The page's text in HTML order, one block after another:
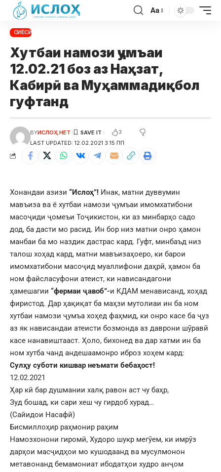
Aa
СИЁСӢ
Хутбаи намози ҷумъаи
12.02.21 боз аз Наҳзат,
Кабирӣ ва Муҳаммадиқбол
гуфтанд
LAST UPDATED: 12.02.2021 3:15 ПП
BYИСЛОҲ НЕТ 3
Хонандаи азизи “Ислоҳ”! Инак, матни дуввумин
мавъиза ва ё хутбаи намози ҷумъаи имомхатибони
масоҷиди ҷомеъи Тоҷикистон, ки аз минбарҳо садо
дод, ба дасти мо расид. Ин бор низ матни онро ҳамон
манбаи ба мо наздик дастрас кард. Гуфт, минбаъд низ
талош хоҳад кард, матни мавъизаҳоеро, ки барои
имомхатибони масоҷид муаллифони даҳрӣ, ҳамон ба
ном файсласуфони атеист, ки нависандагони
ҳамешагии “фермаи ҷавоб”-и КДАМ менависанд, хоҳад
фиристод. Дар ҳақиқат ба маҳзи мутолиаи ин ба ном
хутбаи намози ҷумъа хоҳед фаҳмид, ки онро касе ба ҷуз
аз як нависандаи атеисти бозмонда аз даврони шӯравӣ
касе нанавиштааст. Ҳоло, бихонед ва дар хатми ин ба
ном хутба чанд андешаамонро иброз хоҳем кард:
Сулҳу суботи кишвар неъмати бебаҳост!
12.02.2021
Ҳар кӣ бар душмании халқ равон аст чу баҳр,
Зуд бошад, ки сари хеш чу гирдоб хурад…
(Сайидои Насафӣ)
Бисмиллоҳир раҳмонир раҳим
Намозхонони гиромӣ, Худоро шукр мегӯем, ки имрӯз
дарҳои масҷидҳои мо кушодаанд ва мусулмонон
метавонанд бемамониат ибодатҳои худро анҷом